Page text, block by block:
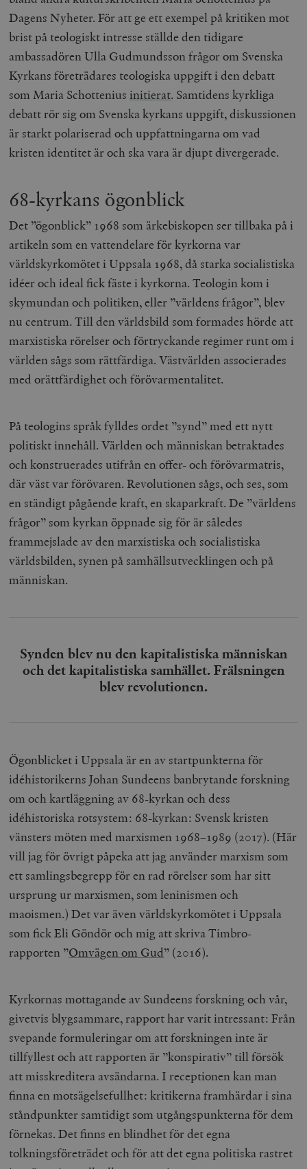
Dagens Nyheter. För att ge ett exempel på kritiken mot
brist på teologiskt intresse ställde den tidigare
ambassadören Ulla Gudmundsson frågor om Svenska
Kyrkans företrädares teologiska uppgift i den debatt
som Maria Schotteniusinitierat. Samtidens kyrkliga
debatt rör sig om Svenska kyrkans uppgift, diskussionen
är starkt polariserad och uppfattningarna om vad
kristen identitet är och ska vara är djupt divergerade.
68-kyrkans ögonblick
Det ”ögonblick” 1968 som ärkebiskopen ser tillbaka på i
artikeln som en vattendelare för kyrkorna var
världskyrkomötet i Uppsala 1968, då starka socialistiska
idéer och ideal fick fäste i kyrkorna. Teologin kom i
skymundan och politiken, eller ”världens frågor”, blev
nu centrum. Till den världsbild som formades hörde att
marxistiska rörelser och förtryckande regimer runt om i
världen sågs som rättfärdiga. Västvärlden associerades
med orättfärdighet och förövarmentalitet.
På teologins språk fylldes ordet ”synd” med ett nytt
politiskt innehåll. Världen och människan betraktades
och konstruerades utifrån en offer- och förövarmatris,
där väst var förövaren. Revolutionen sågs, och ses, som
en ständigt pågående kraft, en skaparkraft. De ”världens
frågor” som kyrkan öppnade sig för är således
frammejslade av den marxistiska och socialistiska
världsbilden, synen på samhällsutvecklingen och på
människan.
Synden blev nu den kapitalistiska människan
och det kapitalistiska samhället. Frälsningen
blev revolutionen.
Ögonblicket i Uppsala är en av startpunkterna för
idéhistorikerns Johan Sundeens banbrytande forskning
om och kartläggning av 68-kyrkan och dess
idéhistoriska rotsystem: 68-kyrkan: Svensk kristen
vänsters möten med marxismen 1968–1989 (2017). (Här
vill jag för övrigt påpeka att jag använder marxism som
ett samlingsbegrepp för en rad rörelser som har sitt
ursprung ur marxismen, som leninismen och
maoismen.) Det var även världskyrkomötet i Uppsala
som fick Eli Göndör och mig att skriva Timbro-
rapporten ”Omvägen om Gud” (2016).
Kyrkornas mottagande av Sundeens forskning och vår,
givetvis blygsammare, rapport har varit intressant: Från
svepande formuleringar om att forskningen inte är
tillfyllest och att rapporten är ”konspirativ” till försök
att misskreditera avsändarna. I receptionen kan man
finna en motsägelsefullhet: kritikerna framhärdar i sina
ståndpunkter samtidigt som utgångspunkterna för dem
förnekas. Det finns en blindhet för det egna
tolkningsföreträdet och för att det egna politiska rastret